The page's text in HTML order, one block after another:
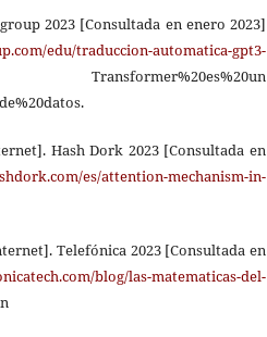
2023 [Consultada en enero 2023]
edu/traduccion-automatica-gpt3-
Hash Dork 2023 [Consultada en
es/attention-mechanism-in-
Telefónica 2023 [Consultada en
blog/las-matematicas-del-